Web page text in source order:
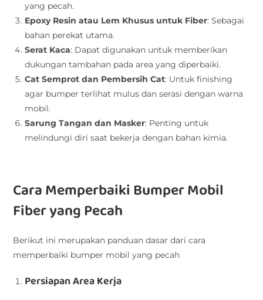
yang pecah.
Epoxy Resin atau Lem Khusus untuk Fiber: Sebagai
bahan perekat utama.
Serat Kaca: Dapat digunakan untuk memberikan
dukungan tambahan pada area yang diperbaiki.
Cat Semprot dan Pembersih Cat: Untuk finishing
agar bumper terlihat mulus dan serasi dengan warna
mobil.
Sarung Tangan dan Masker: Penting untuk
melindungi diri saat bekerja dengan bahan kimia.
Cara Memperbaiki Bumper Mobil
Fiber yang Pecah
Berikut ini merupakan panduan dasar dari cara
memperbaiki bumper mobil yang pecah
Persiapan Area Kerja